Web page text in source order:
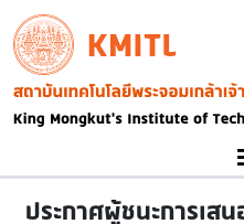
Skip to main content
KMITL
Image
ประกาศผู้ชนะการเส